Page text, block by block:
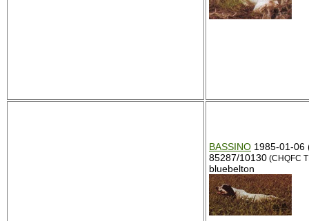
BASSINO 1985-01-06
85287/10130 (CHQFC
bluebelton